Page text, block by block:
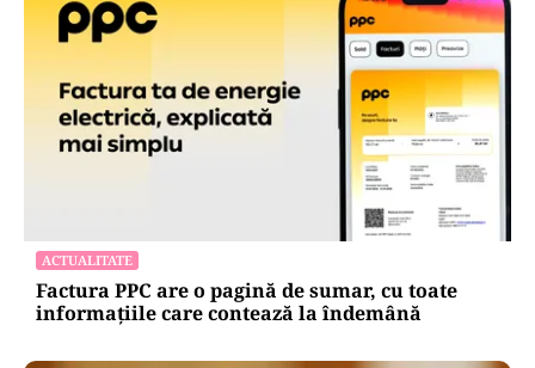
ACTUALITATE
Factura PPC are o pagină de sumar, cu toate
informațiile care contează la îndemână